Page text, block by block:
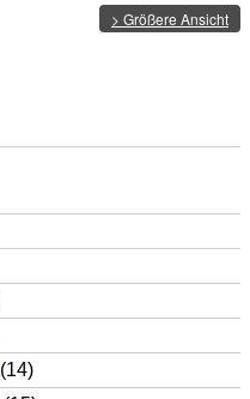
> Größere Ansicht
(14)